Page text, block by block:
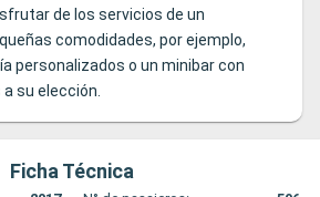
de los servicios de un
comodidades, por ejemplo,
personalizados o un minibar con
su elección.
Ficha Técnica